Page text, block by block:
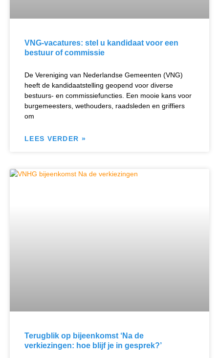
VNG-vacatures: stel u kandidaat voor een
bestuur of commissie
De Vereniging van Nederlandse Gemeenten (VNG)
heeft de kandidaatstelling geopend voor diverse
bestuurs- en commissiefuncties. Een mooie kans voor
burgemeesters, wethouders, raadsleden en griffiers
om
LEES VERDER »
Terugblik op bijeenkomst ‘Na de
verkiezingen: hoe blijf je in gesprek?’